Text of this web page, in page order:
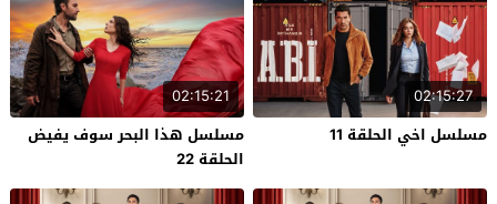
02:15:27
مسلسل اخي الحلقة 11
02:15:21
مسلسل هذا البحر سوف يفيض
الحلقة 22